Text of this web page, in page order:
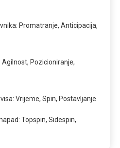
Promatranje, Anticipacija,
Pozicioniranje,
Vrijeme, Spin, Postavljanje
Topspin, Sidespin,